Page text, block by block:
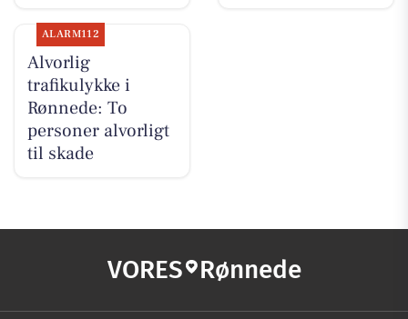
ALARM112
Alvorlig
trafikulykke i
Rønnede: To
personer alvorligt
til skade
VORES Rønnede